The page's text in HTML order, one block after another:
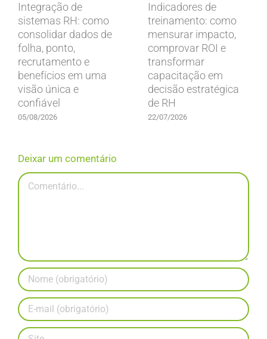
Integração de
sistemas RH: como
consolidar dados de
folha, ponto,
recrutamento e
benefícios em uma
visão única e
confiável
05/08/2026
Indicadores de
treinamento: como
mensurar impacto,
comprovar ROI e
transformar
capacitação em
decisão estratégica
de RH
22/07/2026
Deixar um comentário
Comentário